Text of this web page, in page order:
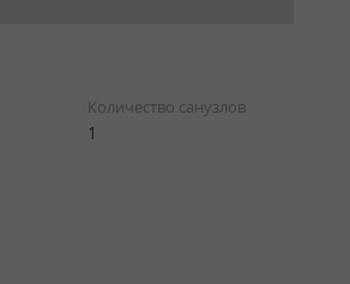
Количество санузлов
1